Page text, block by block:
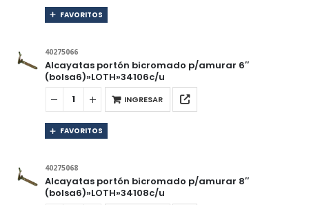
FAVORITOS
40275066
Alcayatas portón bicromado p/amurar 6″
(bolsa6)»LOTH»34106c/u
INGRESAR
FAVORITOS
40275068
Alcayatas portón bicromado p/amurar 8″
(bolsa6)»LOTH»34108c/u